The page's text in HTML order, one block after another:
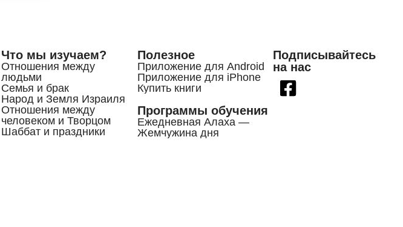
Что мы изучаем?
Отношения между
людьми
Семья и брак
Народ и Земля Израиля
Отношения между
человеком и Творцом
Шаббат и праздники
Полезное
Приложение для Android
Приложение для iPhone
Купить книги
Программы обучения
Ежедневная Алаха —
Жемчужина дня
Подписывайтесь
на нас